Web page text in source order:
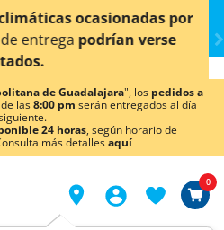
¡Ahora también en
conocer
de Guadalajara", los pedidos a
las8:00 pm serán entregados al día
24 horas, según horario de
más detallesaquí
0